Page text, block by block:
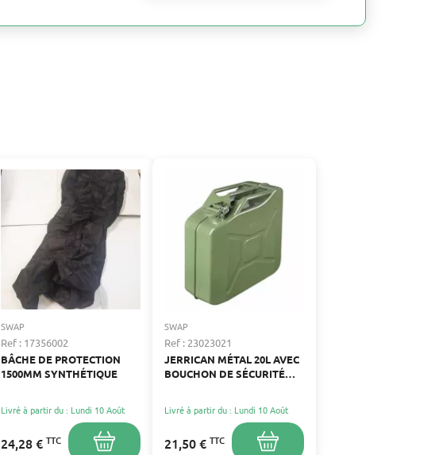
SWAP
Ref : 17356002
BÂCHE DE PROTECTION
1500MM SYNTHÉTIQUE
Livré à partir du : Lundi 10 Août
24,28 € TTC
SWAP
Ref : 23023021
JERRICAN MÉTAL 20L AVEC
BOUCHON DE SÉCURITÉ
Livré à partir du : Lundi 10 Août
21,50 € TTC